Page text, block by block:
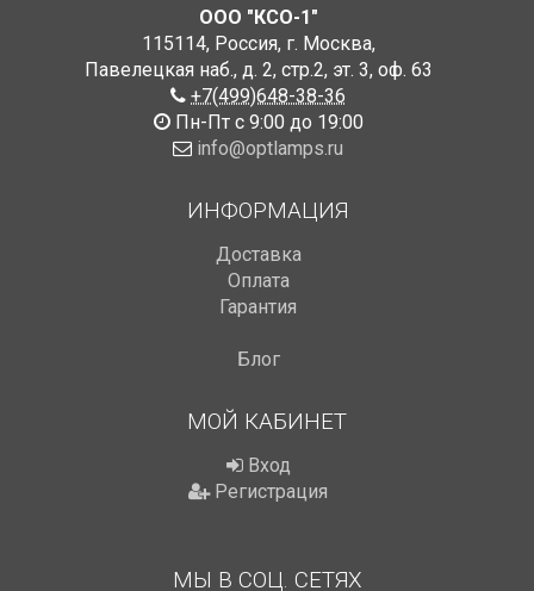
ООО "КСО-1"
115114, Россия, г. Москва,
Павелецкая наб., д. 2, стр.2, эт. 3, оф. 63
+7(499)648-38-36
Пн-Пт с 9:00 до 19:00
info@optlamps.ru
ИНФОРМАЦИЯ
Доставка
Оплата
Гарантия
Блог
МОЙ КАБИНЕТ
Вход
Регистрация
МЫ В СОЦ. СЕТЯХ